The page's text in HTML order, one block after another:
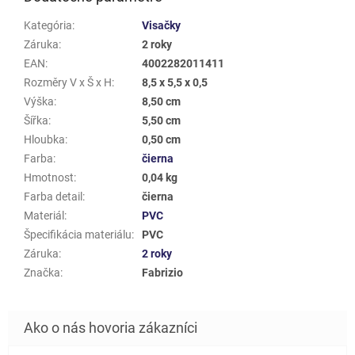
Kategória:
Visačky
Záruka:
2 roky
EAN:
4002282011411
Rozměry V x Š x H:
8,5 x 5,5 x 0,5
Výška:
8,50 cm
Šířka:
5,50 cm
Hloubka:
0,50 cm
Farba:
čierna
Hmotnost:
0,04 kg
Farba detail :
čierna
Materiál :
PVC
Špecifikácia materiálu:
PVC
Záruka:
2 roky
Značka: Fabrizio